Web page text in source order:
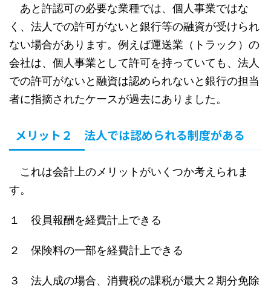
あと許認可の必要な業種では、個人事業ではな
く、法人での許可がないと銀行等の融資が受けられ
ない場合があります。例えば運送業（トラック）の
会社は、個人事業として許可を持っていても、法人
での許可がないと融資は認められないと銀行の担当
者に指摘されたケースが過去にありました。
メリット２ 法人では認められる制度がある
これは会計上のメリットがいくつか考えられま
す。
１ 役員報酬を経費計上できる
２ 保険料の一部を経費計上できる
３ 法人成の場合、消費税の課税が最大２期分免除